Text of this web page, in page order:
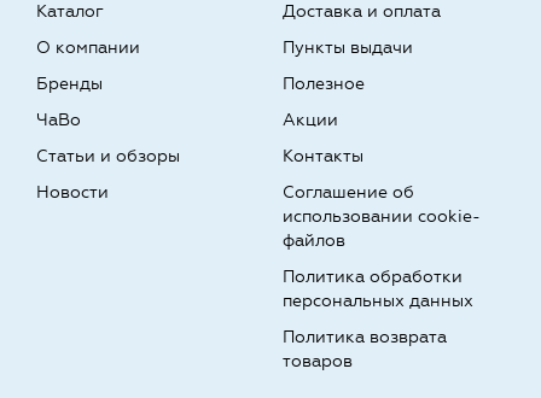
Каталог
О компании
Бренды
Доставка и оплата
Пункты выдачи
Полезное
ЧаВо
Статьи и обзоры
Новости
Акции
Контакты
Соглашение об
использовании cookie-
файлов
Политика обработки
персональных данных
Политика возврата
товаров